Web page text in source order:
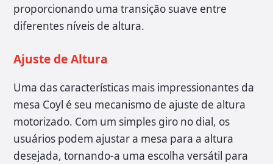
proporcionando uma transição suave entre
diferentes níveis de altura.
Ajuste de Altura
Uma das características mais impressionantes da
mesa Coyl é seu mecanismo de ajuste de altura
motorizado. Com um simples giro no dial, os
usuários podem ajustar a mesa para a altura
desejada, tornando-a uma escolha versátil para